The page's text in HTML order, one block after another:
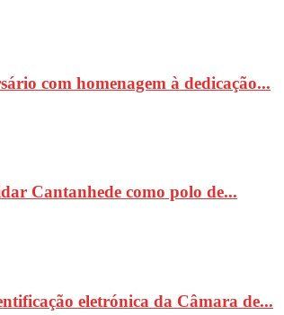
com homenagem à dedicação...
Cantanhede como polo de...
eletrónica da Câmara de...